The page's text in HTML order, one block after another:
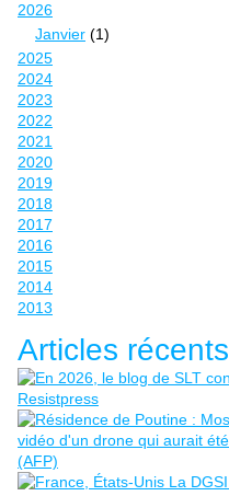
2026
Janvier (1)
2025
2024
2023
2022
2021
2020
2019
2018
2017
2016
2015
2014
2013
Articles récents